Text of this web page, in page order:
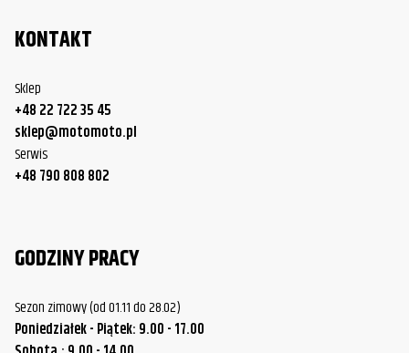
KONTAKT
Sklep
+48 22 722 35 45
sklep@motomoto.pl
Serwis
+48 790 808 802
GODZINY PRACY
Sezon zimowy (od 01.11 do 28.02)
Poniedziałek - Piątek: 9.00 - 17.00